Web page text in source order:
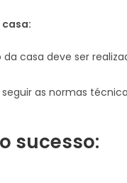
da casa deve ser
as normas
sucesso: